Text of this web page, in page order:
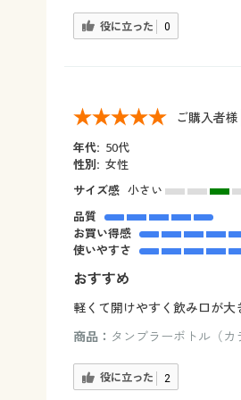
役に立った 0
ご購入者様
年代: 50代
性別: 女性
サイズ感 小さい
品質
お買い得感
使いやすさ
おすすめ
軽くて開けやすく飲み口が大
商品： タンブラーボトル（カ
役に立った 2